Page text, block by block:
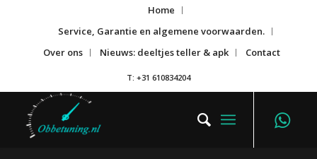
Home
Service, Garantie en algemene voorwaarden.
Over ons
Nieuws: deeltjes teller & apk Contact
T: +31 610834204